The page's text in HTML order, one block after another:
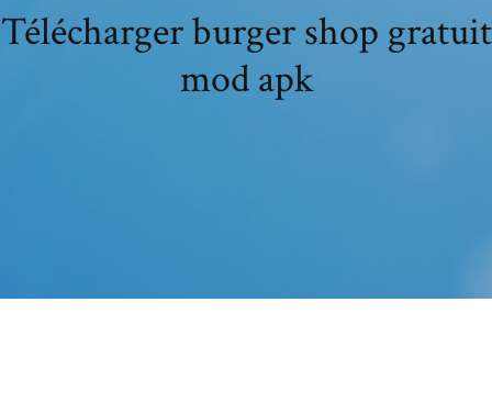
Télécharger burger shop gratuit
mod apk